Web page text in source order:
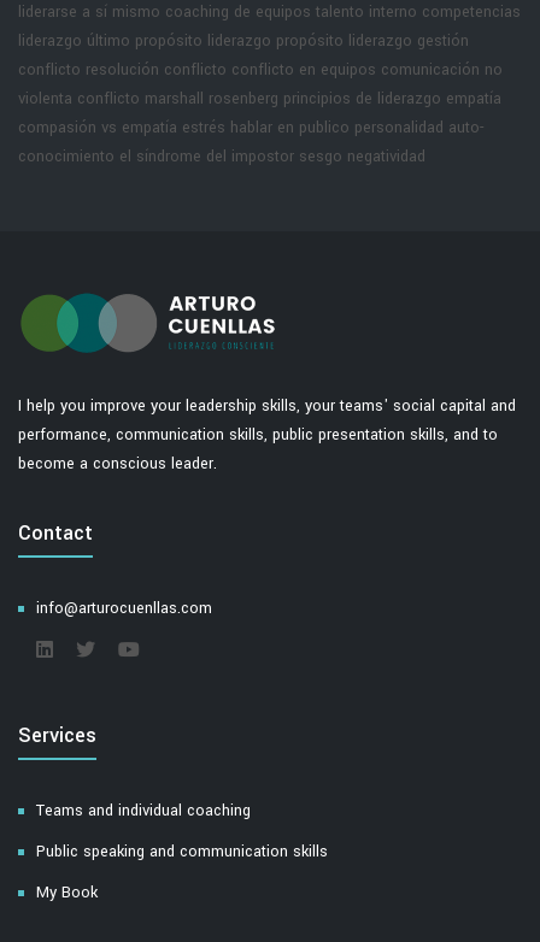
liderarse a sí mismo coaching de equipos talento interno competencias
liderazgo último propósito liderazgo propósito liderazgo gestión
conflicto resolución conflicto conflicto en equipos comunicación no
violenta conflicto marshall rosenberg principios de liderazgo empatía
compasión vs empatía estrés hablar en publico personalidad auto-
conocimiento el síndrome del impostor sesgo negatividad
I help you improve your leadership skills, your teams' social capital and
performance, communication skills, public presentation skills, and to
become a conscious leader.
Contact
info@arturocuenllas.com
Services
Teams and individual coaching
Public speaking and communication skills
My Book